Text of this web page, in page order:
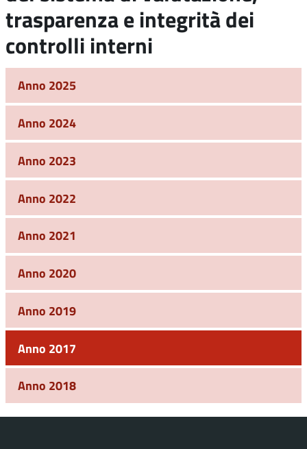
trasparenza e integrità dei
controlli interni
Anno 2025
Anno 2024
Anno 2023
Anno 2022
Anno 2021
Anno 2020
Anno 2019
Anno 2017
Anno 2018